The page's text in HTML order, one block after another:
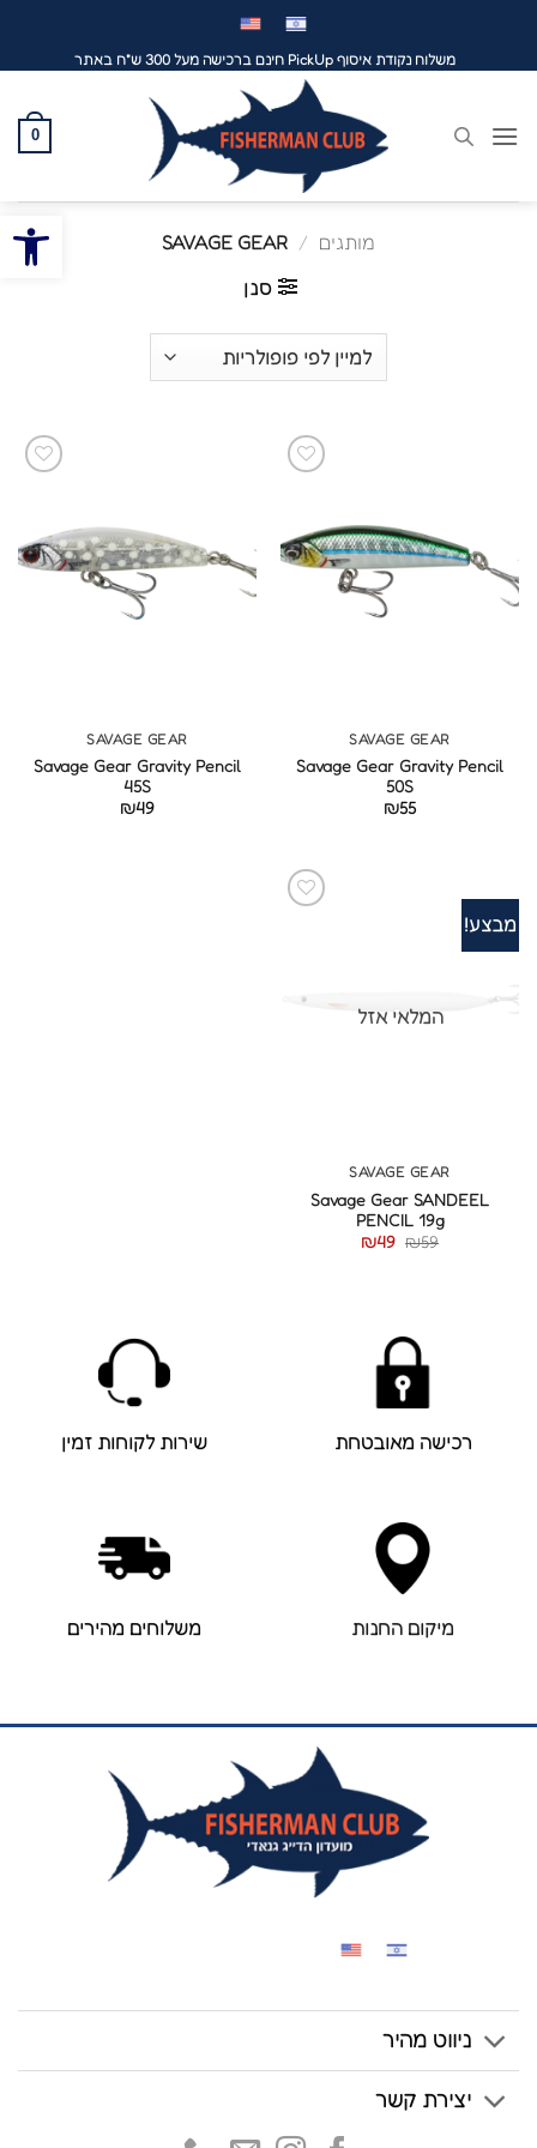
פתח
משלוח נקודת איסוף PickUp חינם ברכישה מעל 300 ש"ח באתר
0
מותגים /
סנן
SAVAGE GEAR
Savage Gear Gravity Pencil
50S
₪55
SAVAGE GEAR
Savage Gear Gravity Pencil
45S
₪49
מבצע!
המלאי אזל
SAVAGE GEAR
Savage Gear SANDEEL
PENCIL 19g
₪59
המחיר
₪49
רכישה מאובטחת שירות לקוחות זמין
מיקום החנות משלוחים מהירים
ניווט מהיר
יצירת קשר